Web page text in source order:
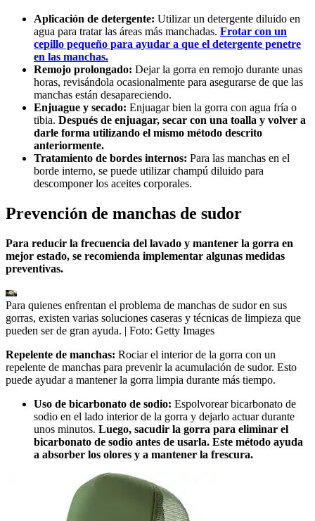
Aplicación de detergente: Utilizar un detergente diluido en
agua para tratar las áreas más manchadas. Frotar con un
cepillo pequeño para ayudar a que el detergente penetre
en las manchas.
Remojo prolongado: Dejar la gorra en remojo durante unas
horas, revisándola ocasionalmente para asegurarse de que las
manchas están desapareciendo.
Enjuague y secado: Enjuagar bien la gorra con agua fría o
tibia. Después de enjuagar, secar con una toalla y volver a
darle forma utilizando el mismo método descrito
anteriormente.
Tratamiento de bordes internos: Para las manchas en el
borde interno, se puede utilizar champú diluido para
descomponer los aceites corporales.
Prevención de manchas de sudor
Para reducir la frecuencia del lavado y mantener la gorra en
mejor estado, se recomienda implementar algunas medidas
preventivas.
Para quienes enfrentan el problema de manchas de sudor en sus
gorras, existen varias soluciones caseras y técnicas de limpieza que
pueden ser de gran ayuda. | Foto: Getty Images
Repelente de manchas: Rociar el interior de la gorra con un
repelente de manchas para prevenir la acumulación de sudor. Esto
puede ayudar a mantener la gorra limpia durante más tiempo.
Uso de bicarbonato de sodio: Espolvorear bicarbonato de
sodio en el lado interior de la gorra y dejarlo actuar durante
unos minutos. Luego, sacudir la gorra para eliminar el
bicarbonato de sodio antes de usarla. Este método ayuda
a absorber los olores y a mantener la frescura.